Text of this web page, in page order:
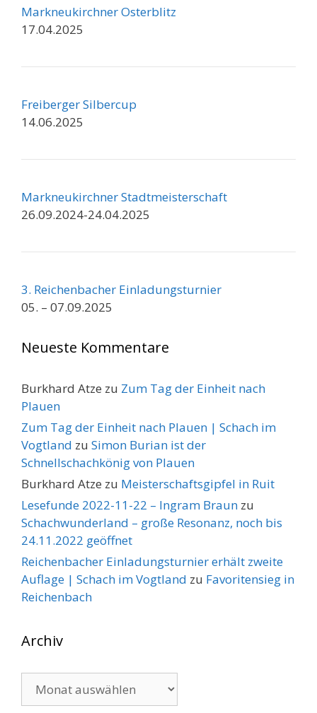
Markneukirchner Osterblitz
17.04.2025
Freiberger Silbercup
14.06.2025
Markneukirchner Stadtmeisterschaft
26.09.2024-24.04.2025
3. Reichenbacher Einladungsturnier
05. – 07.09.2025
Neueste Kommentare
Burkhard Atze zu Zum Tag der Einheit nach
Plauen
Zum Tag der Einheit nach Plauen | Schach im
Vogtland zu Simon Burian ist der
Schnellschachkönig von Plauen
Burkhard Atze zu Meisterschaftsgipfel in Ruit
Lesefunde 2022-11-22 – Ingram Braun zu
Schachwunderland – große Resonanz, noch bis
24.11.2022 geöffnet
Reichenbacher Einladungsturnier erhält zweite
Auflage | Schach im Vogtland zu Favoritensieg in
Reichenbach
Archiv